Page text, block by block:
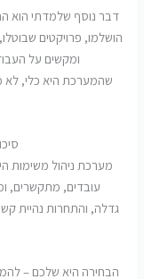
דבר נוסף שלמדתי הוא
הושלמו, פרויקטים
ומקשים על
שהמערכת היא כלי,
מערכת ניהול משימות
עובדים, מתקשרים,
גדלה, והתחרות נהיית
הבחירה היא שלכם –